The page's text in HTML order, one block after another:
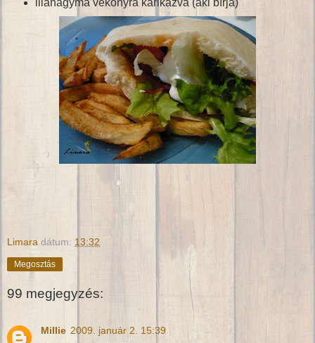
Limara dátum: 13:32
Megosztás
99 megjegyzés:
Millie 2009. január 2. 15:39